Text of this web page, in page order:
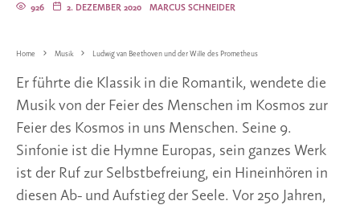
MARCUS SCHNEIDER
2. DEZEMBER 2020
926
Home Musik Ludwig van Beethoven und der Wille des Prometheus
Er führte die Klassik in die Romantik, wendete die
Musik von der Feier des Menschen im Kosmos zur
Feier des Kosmos in uns Menschen. Seine 9.
Sinfonie ist die Hymne Europas, sein ganzes Werk
ist der Ruf zur Selbstbefreiung, ein Hineinhören in
diesen Ab- und Aufstieg der Seele. Vor 250 Jahren,